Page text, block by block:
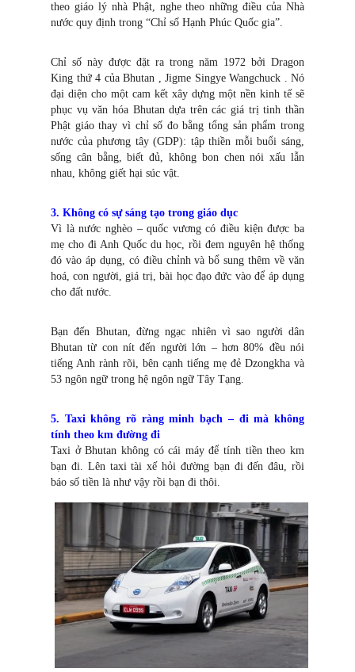
theo giáo lý nhà Phật, nghe theo những điều của Nhà
nước quy định trong “Chỉ số Hạnh Phúc Quốc gia”.
Chỉ số này được đặt ra trong năm 1972 bởi Dragon
King thứ 4 của Bhutan , Jigme Singye Wangchuck . Nó
đại diện cho một cam kết xây dựng một nền kinh tế sẽ
phục vụ văn hóa Bhutan dựa trên các giá trị tinh thần
Phật giáo thay vì chỉ số đo bằng tổng sản phẩm trong
nước của phương tây (GDP): tập thiền mỗi buổi sáng,
sống cân bằng, biết đủ, không bon chen nói xấu lẫn
nhau, không giết hại súc vật.
3. Không có sự sáng tạo trong giáo dục
Vì là nước nghèo – quốc vương có điều kiện được ba
mẹ cho đi Anh Quốc du học, rồi đem nguyên hệ thống
đó vào áp dụng, có điều chỉnh và bổ sung thêm về văn
hoá, con người, giá trị, bài học đạo đức vào để áp dụng
cho đất nước.
Bạn đến Bhutan, đừng ngạc nhiên vì sao người dân
Bhutan từ con nít đến người lớn – hơn 80% đều nói
tiếng Anh rành rõi, bên cạnh tiếng mẹ đẻ Dzongkha và
53 ngôn ngữ trong hệ ngôn ngữ Tây Tạng.
5. Taxi không rõ ràng minh bạch – đi mà không
tính theo km đường đi
Taxi ở Bhutan không có cái máy để tính tiền theo km
bạn đi. Lên taxi tài xế hỏi đường bạn đi đến đâu, rồi
báo số tiền là như vậy rồi bạn đi thôi.